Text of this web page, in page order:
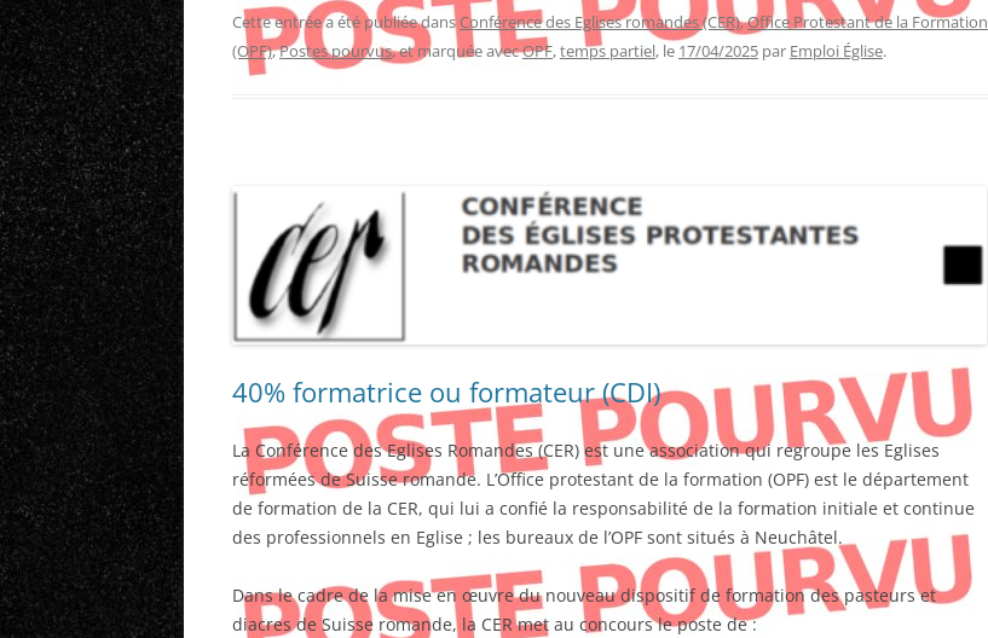
Cette entrée a été publiée dansConférence des Eglises romandes (CER),Office Protestant de la Formation
(OPF),Postes pourvus, et marquée avecOPF,temps partiel, le 17/04/2025 par Emploi Église.
40% formatrice ou formateur (CDI)
La Conférence des Eglises Romandes (CER) est une association qui regroupe les Eglises
réformées de Suisse romande. L’Office protestant de la formation (OPF) est le département
de formation de la CER, qui lui a confié la responsabilité de la formation initiale et continue
des professionnels en Eglise ; les bureaux de l’OPF sont situés à Neuchâtel.
Dans le cadre de la mise en œuvre du nouveau dispositif de formation des pasteurs et
diacres de Suisse romande, la CER met au concours le poste de :